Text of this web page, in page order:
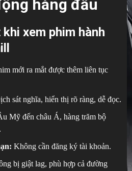
hàng đầu
xem phim hành
mới ra mắt được thêm liên tục
sát nghĩa, hiển thị rõ ràng, dễ đọc.
Mỹ đến châu Á, hàng trăm bộ
Không cần đăng ký tài khoản.
bị giật lag, phù hợp cả đường